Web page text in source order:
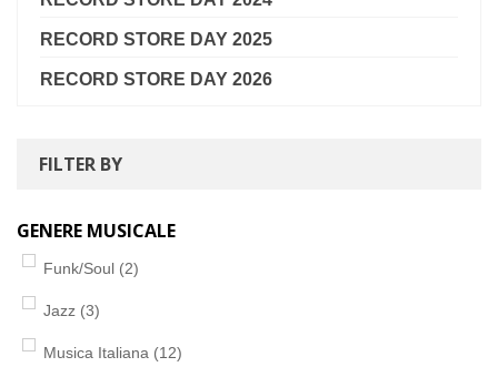
RECORD STORE DAY 2025
RECORD STORE DAY 2026
FILTER BY
GENERE MUSICALE
Funk/Soul (2)
Jazz (3)
Musica Italiana (12)